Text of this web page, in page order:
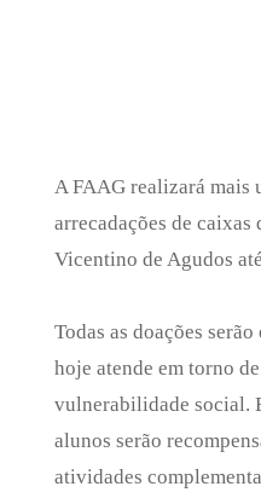
A FAAG realizará mais
arrecadações de
Vicentino de Agudos
Todas as doações
hoje atende em torno
vulnerabilidade social.
alunos serão
atividades